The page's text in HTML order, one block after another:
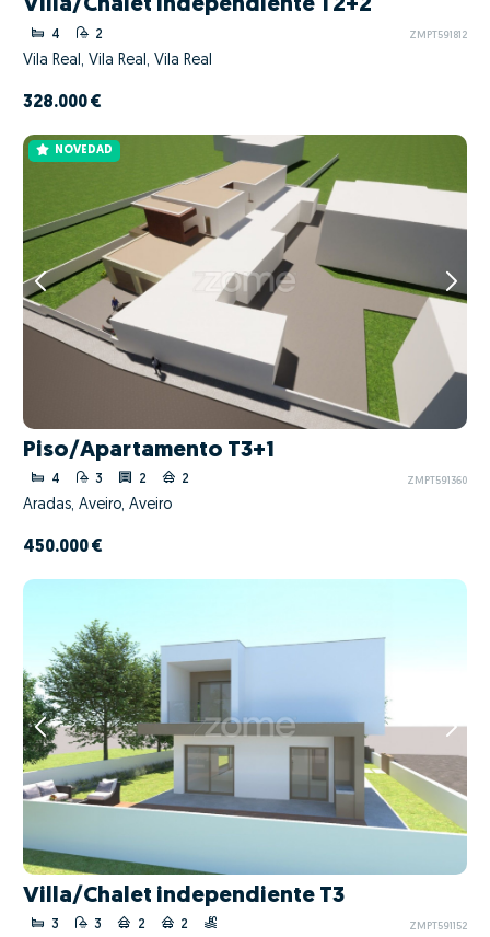
Villa/Chalet independiente T2+2
4 2 ZMPT591812
Vila Real, Vila Real, Vila Real
328.000 €
NOVEDAD
Piso/Apartamento T3+1
4 3 2 2 ZMPT591360
Aradas, Aveiro, Aveiro
450.000 €
Villa/Chalet independiente T3
3 3 2 2 ZMPT591152